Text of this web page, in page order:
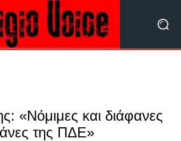
«Νόμιμες και διάφανες
της ΠΔΕ»